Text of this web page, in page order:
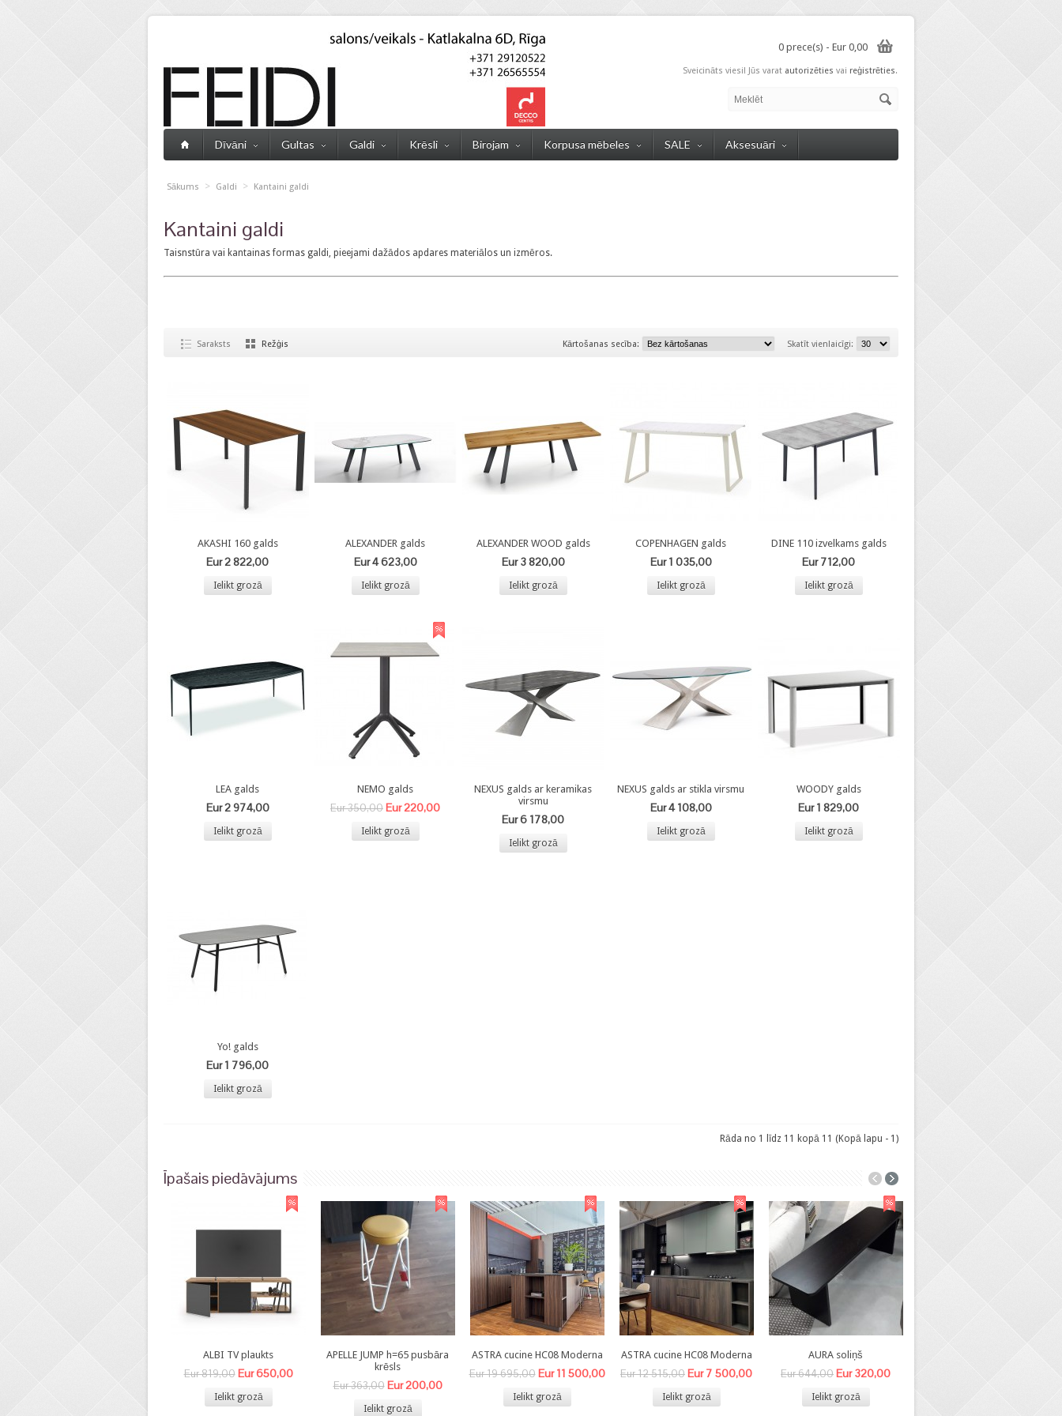
Sveicināts viesi! Jūs varat autorizēties vai reģistrēties.
0 prece(s) - Eur 0,00
Dīvāni Gultas Galdi Krēsli Birojam Korpusa mēbeles SALE Aksesuāri
Sākums > Galdi > Kantaini galdi
Kantaini galdi
Taisnstūra vai kantainas formas galdi, pieejami dažādos apdares materiālos un izmēros.
Saraksts Režģis Skatīt vienlaicīgi:
Kārtošanas secība:
AKASHI 160 galds
Eur 2 822,00
Ielikt grozā
ALEXANDER galds
Eur 4 623,00
Ielikt grozā
ALEXANDER WOOD galds
Eur 3 820,00
Ielikt grozā
COPENHAGEN galds
Eur 1 035,00
Ielikt grozā
DINE 110 izvelkams galds
Eur 712,00
Ielikt grozā
LEA galds
Eur 2 974,00
Ielikt grozā
NEMO galds
Eur 350,00Eur 220,00
Ielikt grozā
NEXUS galds ar keramikas
virsmu
Eur 6 178,00
Ielikt grozā
NEXUS galds ar stikla virsmu
Eur 4 108,00
Ielikt grozā
WOODY galds
Eur 1 829,00
Ielikt grozā
Yo! galds
Eur 1 796,00
Ielikt grozā
Rāda no 1 līdz 11 kopā 11 (Kopā lapu - 1)
Īpašais piedāvājums
ALBI TV plaukts
Eur 819,00 Eur 650,00
Ielikt grozā
APELLE JUMP h=65 pusbāra
krēsls
Eur 363,00 Eur 200,00
Ielikt grozā
ASTRA cucine HC08 Moderna
Eur 19 695,00 Eur 11 500,00
Ielikt grozā
ASTRA cucine HC08 Moderna
Eur 12 515,00Eur 7 500,00
Ielikt grozā
AURA soliņš
Eur 644,00Eur 320,00
Ielikt grozā